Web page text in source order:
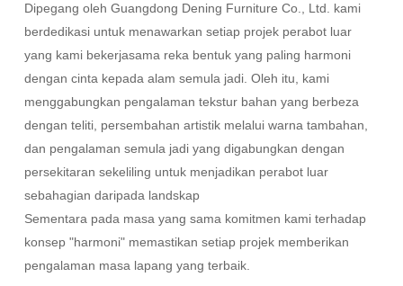
ខ្មែរ
Maori
Dipegang oleh Guangdong Dening Furniture Co., Ltd. kami
berdedikasi untuk menawarkan setiap projek perabot luar
yang kami bekerjasama reka bentuk yang paling harmoni
dengan cinta kepada alam semula jadi. Oleh itu, kami
menggabungkan pengalaman tekstur bahan yang berbeza
dengan teliti, persembahan artistik melalui warna tambahan,
dan pengalaman semula jadi yang digabungkan dengan
persekitaran sekeliling untuk menjadikan perabot luar
sebahagian daripada landskap
Sementara pada masa yang sama komitmen kami terhadap
konsep "harmoni" memastikan setiap projek memberikan
pengalaman masa lapang yang terbaik.